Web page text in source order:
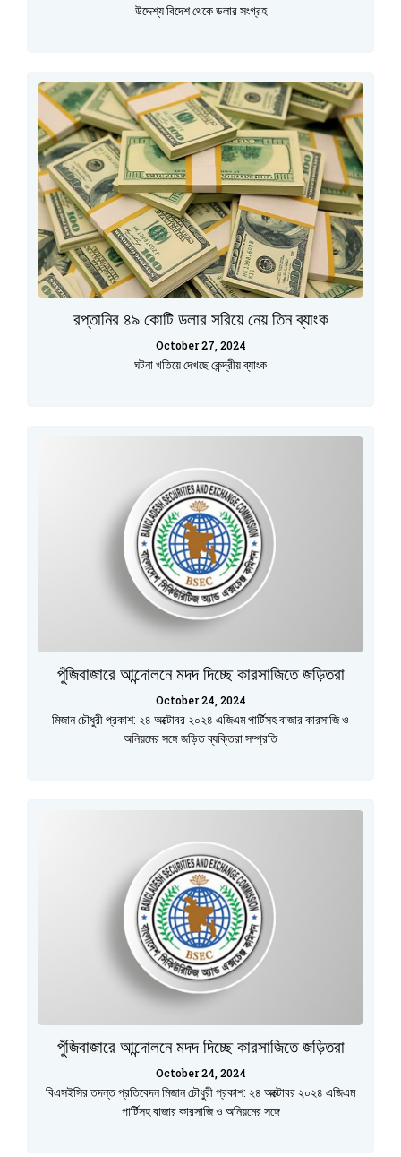
উদ্দেশ্য বিদেশ থেকে ডলার সংগ্রহ
রপ্তানির ৪৯ কোটি ডলার সরিয়ে নেয় তিন ব্যাংক
October 27, 2024
ঘটনা খতিয়ে দেখছে কেন্দ্রীয় ব্যাংক
পুঁজিবাজারে আন্দোলনে মদদ দিচ্ছে কারসাজিতে জড়িতরা
October 24, 2024
মিজান চৌধুরী প্রকাশ: ২৪ অক্টোবর ২০২৪ এজিএম পার্টিসহ বাজার কারসাজি ও
অনিয়মের সঙ্গে জড়িত ব্যক্তিরা সম্প্রতি
পুঁজিবাজারে আন্দোলনে মদদ দিচ্ছে কারসাজিতে জড়িতরা
October 24, 2024
বিএসইসির তদন্ত প্রতিবেদন মিজান চৌধুরী প্রকাশ: ২৪ অক্টোবর ২০২৪ এজিএম
পার্টিসহ বাজার কারসাজি ও অনিয়মের সঙ্গে